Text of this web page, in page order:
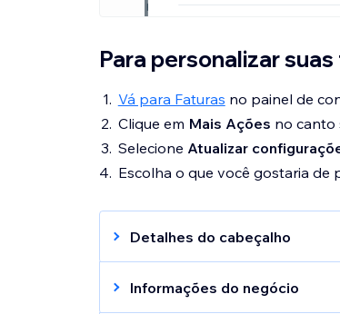
Para personalizar
Vá para Faturas no painel de
Clique em Mais Ações no canto
Selecione Atualizar
Escolha o que você gostaria de
Detalhes do cabeçalho
Personalize a aparência do
Nome e número do
Informações do negócio
Os detalhes que você vê